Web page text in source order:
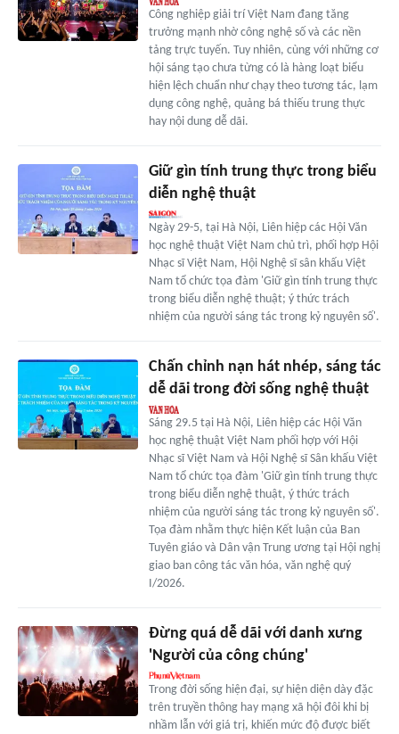
Công nghiệp giải trí Việt Nam đang tăng
trưởng mạnh nhờ công nghệ số và các nền
tảng trực tuyến. Tuy nhiên, cùng với những cơ
hội sáng tạo chưa từng có là hàng loạt biểu
hiện lệch chuẩn như chạy theo tương tác, lạm
dụng công nghệ, quảng bá thiếu trung thực
hay nội dung dễ dãi.
Giữ gìn tính trung thực trong biểu
diễn nghệ thuật
Ngày 29-5, tại Hà Nội, Liên hiệp các Hội Văn
học nghệ thuật Việt Nam chủ trì, phối hợp Hội
Nhạc sĩ Việt Nam, Hội Nghệ sĩ sân khấu Việt
Nam tổ chức tọa đàm 'Giữ gìn tính trung thực
trong biểu diễn nghệ thuật; ý thức trách
nhiệm của người sáng tác trong kỷ nguyên số'.
Chấn chỉnh nạn hát nhép, sáng tác
dễ dãi trong đời sống nghệ thuật
Sáng 29.5 tại Hà Nội, Liên hiệp các Hội Văn
học nghệ thuật Việt Nam phối hợp với Hội
Nhạc sĩ Việt Nam và Hội Nghệ sĩ Sân khấu Việt
Nam tổ chức tọa đàm 'Giữ gìn tính trung thực
trong biểu diễn nghệ thuật, ý thức trách
nhiệm của người sáng tác trong kỷ nguyên số'.
Tọa đàm nhằm thực hiện Kết luận của Ban
Tuyên giáo và Dân vận Trung ương tại Hội nghị
giao ban công tác văn hóa, văn nghệ quý
I/2026.
Đừng quá dễ dãi với danh xưng
'Người của công chúng'
Trong đời sống hiện đại, sự hiện diện dày đặc
trên truyền thông hay mạng xã hội đôi khi bị
nhầm lẫn với giá trị, khiến mức độ được biết